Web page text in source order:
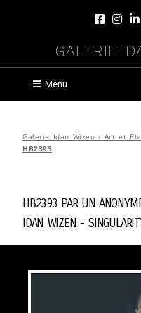
Galerie
Menu
Galerie Idan Wizen - Art et
HB2393
HB2393 parUn
Idan Wizen -